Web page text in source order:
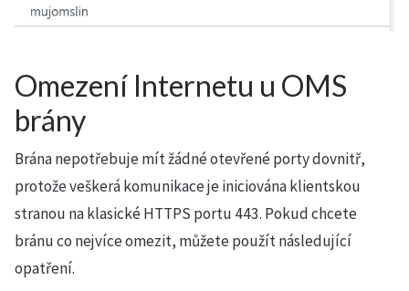
Omezení Internetu u OMS
brány
Brána nepotřebuje mít žádné otevřené porty dovnitř,
protože veškerá komunikace je iniciována klientskou
stranou na klasické HTTPS portu 443. Pokud chcete
bránu co nejvíce omezit, můžete použít následující
opatření.